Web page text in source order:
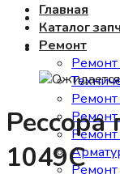
Главная
Каталог
Ремонт
Ремонт
Ремонт
Ремонт
Ремонт
Ремонт
Рессора
1049С